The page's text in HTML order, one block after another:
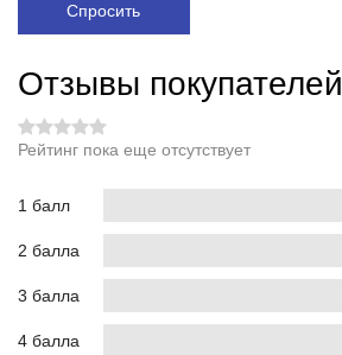
Спросить
Отзывы покупателей
Рейтинг пока еще отсутствует
1 балл
2 балла
3 балла
4 балла